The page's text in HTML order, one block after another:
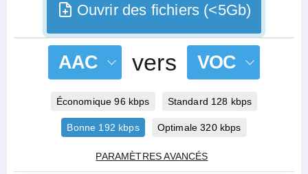
Ouvrir des fichiers (<5Gb)
AAC vers VOC
Économique 96 kbps Standard 128 kbps
Bonne 192 kbps Optimale 320 kbps
PARAMÈTRES AVANCÉS